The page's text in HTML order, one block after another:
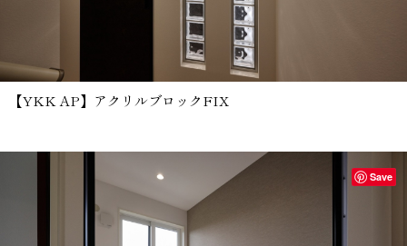
【YKK AP】アクリルブロックFIX
Save